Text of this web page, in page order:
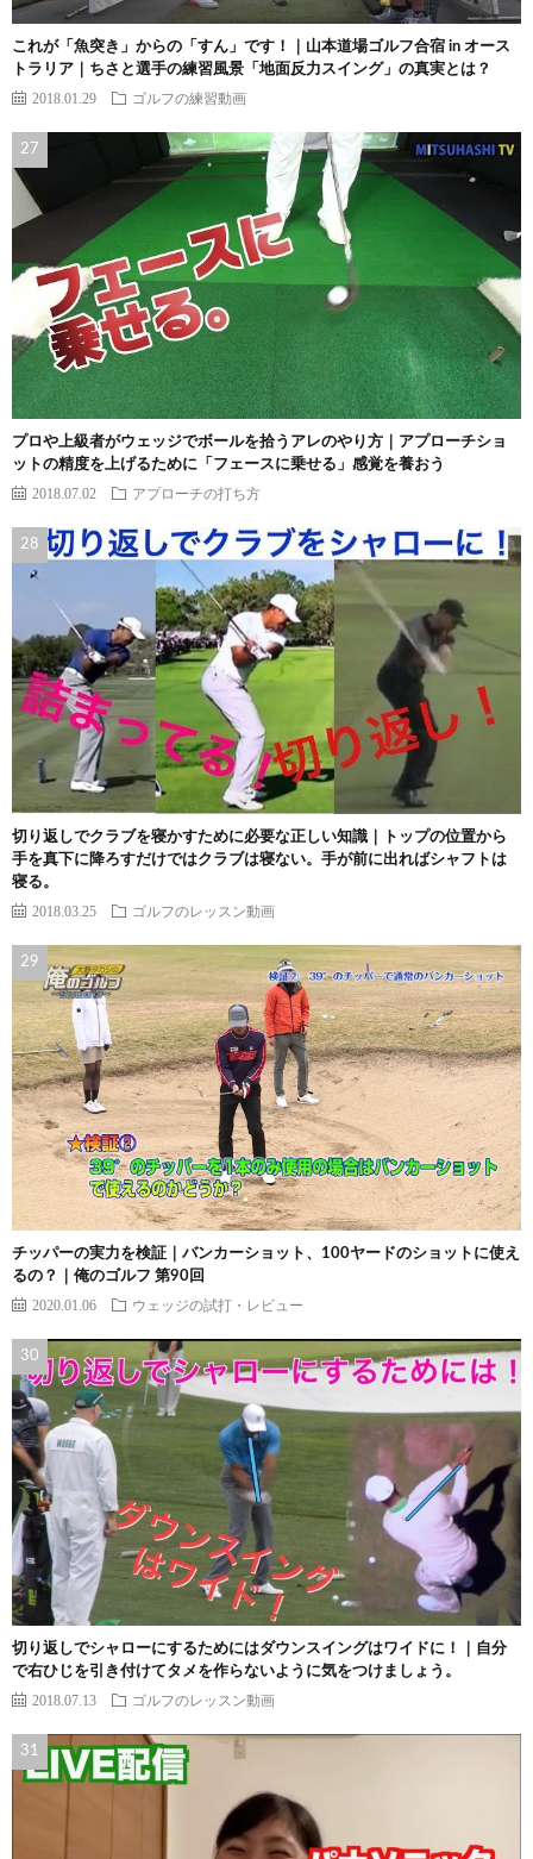
これが「魚突き」からの「すん」です！｜山本道場ゴルフ合宿 in オース
トラリア｜ちさと選手の練習風景「地面反力スイング」の真実とは？
2018.01.29 ゴルフの練習動画
プロや上級者がウェッジでボールを拾うアレのやり方｜アプローチショ
ットの精度を上げるために「フェースに乗せる」感覚を養おう
2018.07.02 アプローチの打ち方
切り返しでクラブを寝かすために必要な正しい知識｜トップの位置から
手を真下に降ろすだけではクラブは寝ない。手が前に出ればシャフトは
寝る。
2018.03.25 ゴルフのレッスン動画
チッパーの実力を検証｜バンカーショット、100ヤードのショットに使え
るの？｜俺のゴルフ 第90回
2020.01.06 ウェッジの試打・レビュー
切り返しでシャローにするためにはダウンスイングはワイドに！｜自分
で右ひじを引き付けてタメを作らないように気をつけましょう。
2018.07.13 ゴルフのレッスン動画